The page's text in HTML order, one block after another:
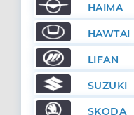
HAIMA
HAWTAI
LIFAN
SUZUKI
SKODA